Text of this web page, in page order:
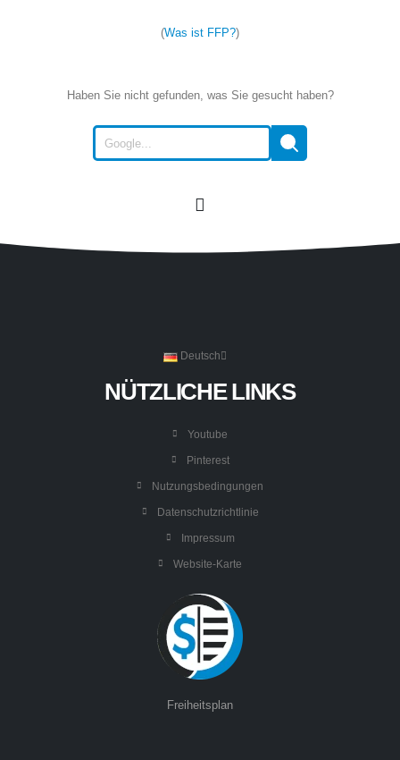
(Was ist FFP?)
Haben Sie nicht gefunden, was Sie gesucht haben?
Deutsch
NÜTZLICHE LINKS
Youtube
Pinterest
Nutzungsbedingungen
Datenschutzrichtlinie
Impressum
Website-Karte
Freiheitsplan